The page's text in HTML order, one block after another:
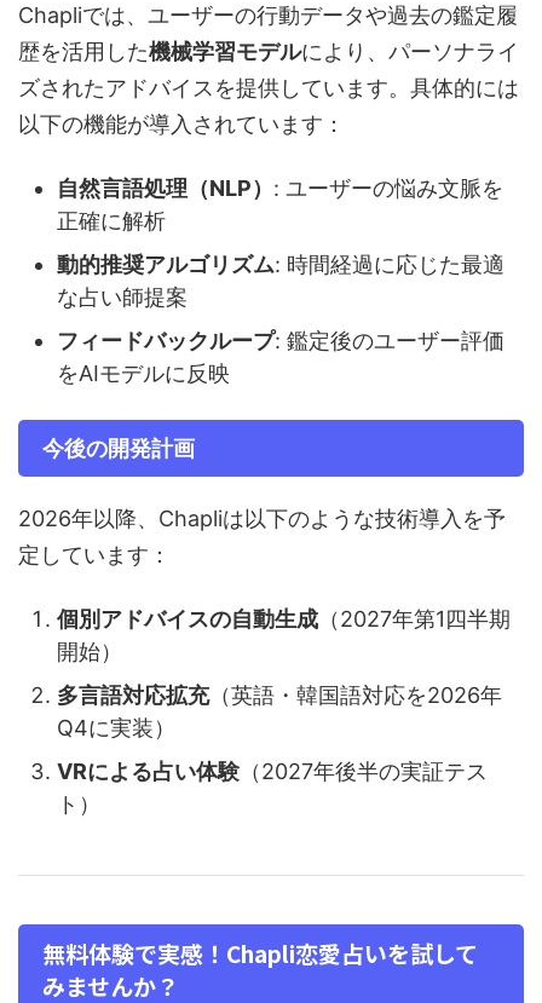
Chapliでは、ユーザーの行動データや過去の鑑定履
歴を活用した機械学習モデルにより、パーソナライ
ズされたアドバイスを提供しています。具体的には
以下の機能が導入されています：
自然言語処理（NLP） : ユーザーの悩み文脈を
正確に解析
動的推奨アルゴリズム: 時間経過に応じた最適
な占い師提案
フィードバックループ: 鑑定後のユーザー評価
をAIモデルに反映
今後の開発計画
2026年以降、Chapliは以下のような技術導入を予
定しています：
個別アドバイスの自動生成 （2027年第1四半期
開始）
多言語対応拡充（英語・韓国語対応を2026年
Q4に実装）
VRによる占い体験 （2027年後半の実証テス
ト）
無料体験で実感！Chapli恋愛占いを試して
みませんか？